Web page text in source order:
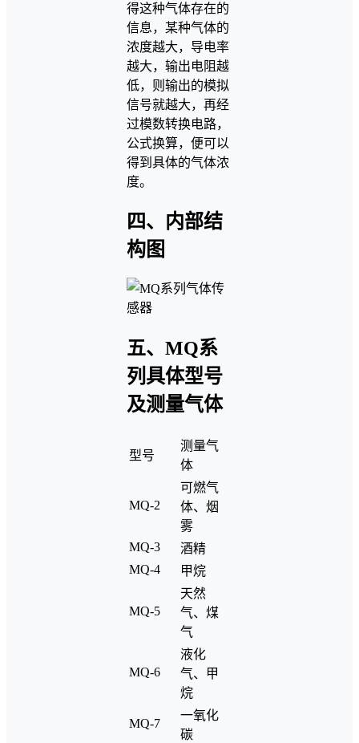
得这种气体存在的
信息，某种气体的
浓度越大，导电率
越大，输出电阻越
低，则输出的模拟
信号就越大，再经
过模数转换电路，
公式换算，便可以
得到具体的气体浓
度。
四、内部结
构图
五、MQ系
列具体型号
及测量气体
型号
测量气
体
MQ-2
可燃气
体、烟
雾
MQ-3
酒精
MQ-4
甲烷
MQ-5
天然
气、煤
气
MQ-6
液化
气、甲
烷
MQ-7
一氧化
碳